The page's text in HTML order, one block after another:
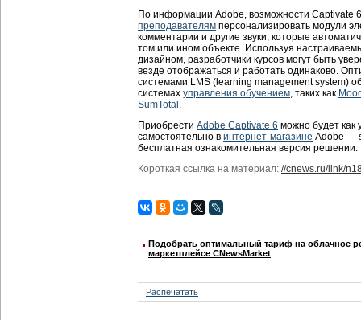
По информации Adobe, возможности Captivate
преподавателям персонализировать модули
комментарии и другие звуки, которые
том или ином объекте. Используя
дизайном, разработчики курсов могут быть
везде отображаться и работать одинаково.
системами LMS (learning management system)
системах управления обучением , таких как
SumTotal
Приобрести Adobe Captivate 6 можно будет как
самостоятельно в интернет-магазине Adobe —
бесплатная ознакомительная версия решении.
Короткая ссылка на материал: //cnews.ru/link/
Подобрать оптимальный тариф на облачное
маркетплейсе CNewsMarket
Распечатать